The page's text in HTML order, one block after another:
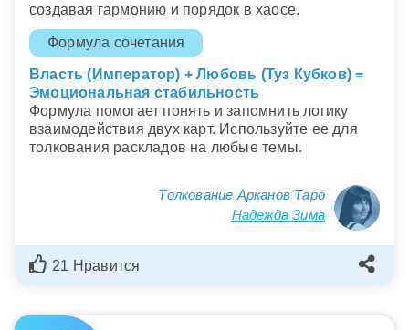
создавая гармонию и порядок в хаосе.
Формула сочетания
Власть (Император) + Любовь (Туз Кубков) =
Эмоциональная стабильность
Формула помогает понять и запомнить логику
взаимодействия двух карт. Используйте ее для
толкования раскладов на любые темы.
Толкование Арканов Таро
Надежда Зима
21 Нравится